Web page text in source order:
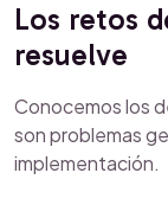
Los retos
resuelve
Conocemos los
son problemas
implementación.